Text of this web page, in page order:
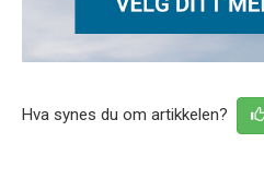
Hva synes du om artikkelen?